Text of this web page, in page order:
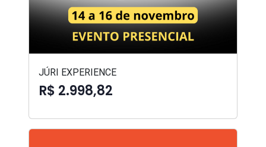
JÚRI EXPERIENCE
R$ 2.998,82